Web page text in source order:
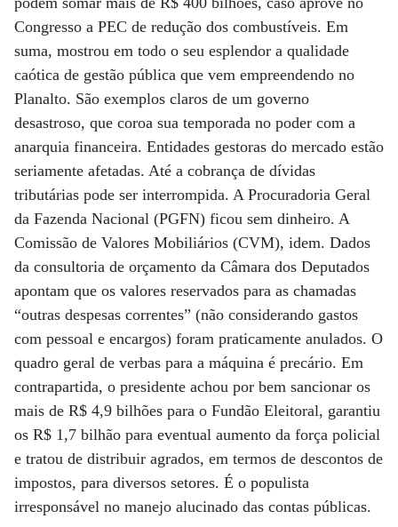
Congresso a PEC de redução dos combustíveis. Em
suma, mostrou em todo o seu esplendor a qualidade
caótica de gestão pública que vem empreendendo no
Planalto. São exemplos claros de um governo
desastroso, que coroa sua temporada no poder com a
anarquia financeira. Entidades gestoras do mercado estão
seriamente afetadas. Até a cobrança de dívidas
tributárias pode ser interrompida. A Procuradoria Geral
da Fazenda Nacional (PGFN) ficou sem dinheiro. A
Comissão de Valores Mobiliários (CVM), idem. Dados
da consultoria de orçamento da Câmara dos Deputados
apontam que os valores reservados para as chamadas
“outras despesas correntes” (não considerando gastos
com pessoal e encargos) foram praticamente anulados. O
quadro geral de verbas para a máquina é precário. Em
contrapartida, o presidente achou por bem sancionar os
mais de R$ 4,9 bilhões para o Fundão Eleitoral, garantiu
os R$ 1,7 bilhão para eventual aumento da força policial
e tratou de distribuir agrados, em termos de descontos de
impostos, para diversos setores. É o populista
irresponsável no manejo alucinado das contas públicas.